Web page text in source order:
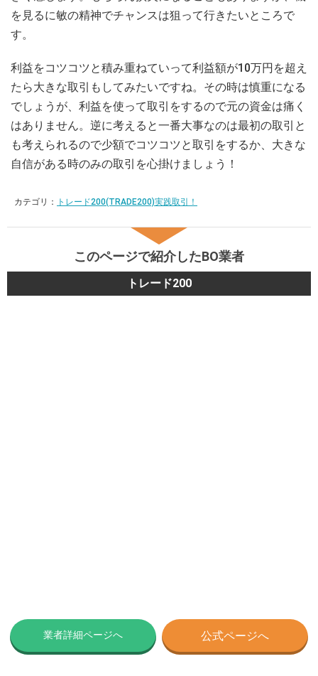
を見るに敏の精神でチャンスは狙って行きたいところで
す。
利益をコツコツと積み重ねていって利益額が10万円を超え
たら大きな取引もしてみたいですね。その時は慎重になる
でしょうが、利益を使って取引をするので元の資金は痛く
はありません。逆に考えると一番大事なのは最初の取引と
も考えられるので少額でコツコツと取引をするか、大きな
自信がある時のみの取引を心掛けましょう！
カテゴリ： トレード200(TRADE200)実践取引！
このページで紹介したBO業者
トレード200
業者詳細ページへ 公式ページへ